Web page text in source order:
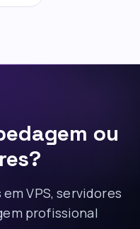
ou
VPS, servidores
profissional